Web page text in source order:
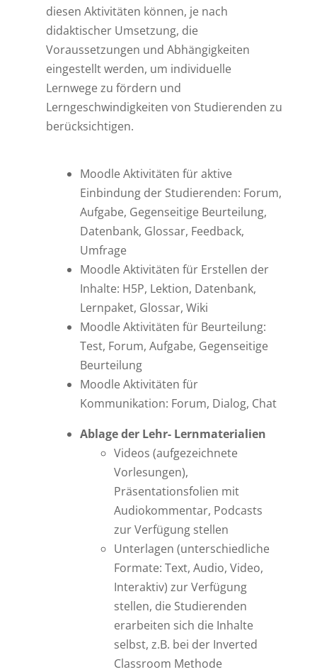
diesen Aktivitäten können, je nach
didaktischer Umsetzung, die
Voraussetzungen und Abhängigkeiten
eingestellt werden, um individuelle
Lernwege zu fördern und
Lerngeschwindigkeiten von Studierenden zu
berücksichtigen.
Moodle Aktivitäten für aktive
Einbindung der Studierenden: Forum,
Aufgabe, Gegenseitige Beurteilung,
Datenbank, Glossar, Feedback,
Umfrage
Moodle Aktivitäten für Erstellen der
Inhalte: H5P, Lektion, Datenbank,
Lernpaket, Glossar, Wiki
Moodle Aktivitäten für Beurteilung:
Test, Forum, Aufgabe, Gegenseitige
Beurteilung
Moodle Aktivitäten für
Kommunikation: Forum, Dialog, Chat
Ablage der Lehr- Lernmaterialien
Videos (aufgezeichnete
Vorlesungen),
Präsentationsfolien mit
Audiokommentar, Podcasts
zur Verfügung stellen
Unterlagen (unterschiedliche
Formate: Text, Audio, Video,
Interaktiv) zur Verfügung
stellen, die Studierenden
erarbeiten sich die Inhalte
selbst, z.B. bei der Inverted
Classroom Methode